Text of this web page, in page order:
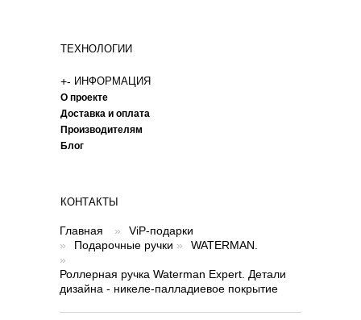
ТЕХНОЛОГИИ
+- ИНФОРМАЦИЯ
О проекте
Доставка и оплата
Производителям
Блог
КОНТАКТЫ
Главная »
ViP-подарки
»
Подарочные ручки »
WATERMAN.
»
Роллерная ручка Waterman Expert. Детали
дизайна - никеле-палладиевое покрытие